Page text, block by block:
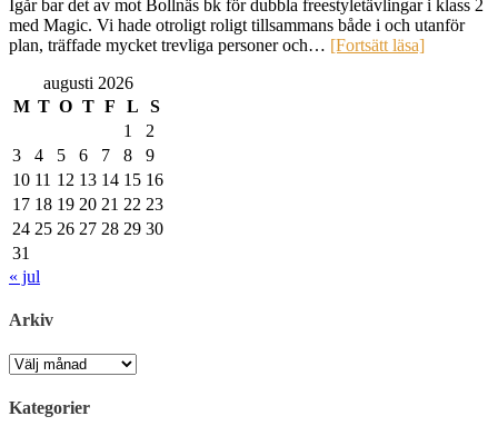
Igår bar det av mot Bollnäs bk för dubbla freestyletävlingar i klass 2
med Magic. Vi hade otroligt roligt tillsammans både i och utanför
plan, träffade mycket trevliga personer och… [Fortsätt läsa]
augusti 2026
M T O T F L
S
1
2
3
4 5 6 7 8
9
10 11 12 13 14 15 16
17 18 19 20 21 22 23
24 25 26 27 28 29 30
31
« jul
Arkiv
Arkiv
Kategorier